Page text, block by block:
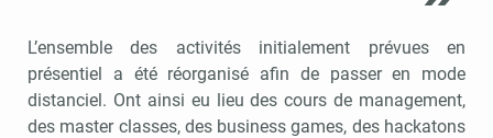
L’ensemble des activités initialement prévues en
présentiel a été réorganisé afin de passer en mode
distanciel. Ont ainsi eu lieu des cours de management,
des master classes, des business games, des hackatons